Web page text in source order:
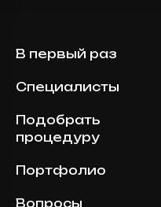
В первый раз
Специалисты
Подобрать
процедуру
Портфолио
Вопросы